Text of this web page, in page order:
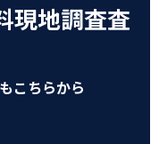
現地調査査
こちらから